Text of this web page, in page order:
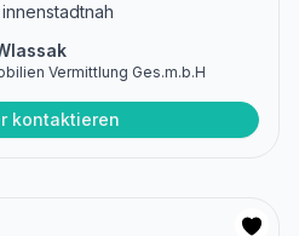
Vermittlung Ges.m.b.H
kontaktieren